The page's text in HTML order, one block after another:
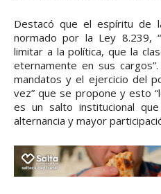
Destacó que el espíritu de
normado por la Ley 8.239,
limitar a la política, que la
eternamente en sus
mandatos y el ejercicio del
vez” que se propone y esto
es un salto institucional
alternancia y mayor